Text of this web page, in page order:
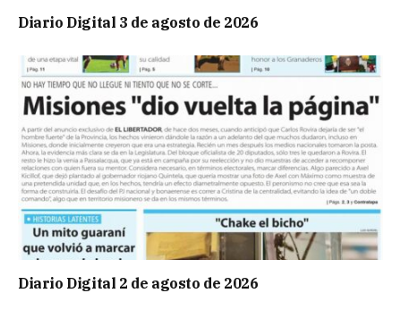
Diario Digital 3 de agosto de 2026
Diario Digital 2 de agosto de 2026